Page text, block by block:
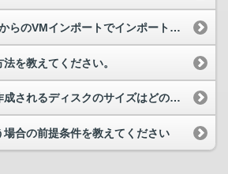
コントロールパネルからのVMインポートでインポートエラーが出ました。
を教えてください。
VMインポート時に作成されるディスクのサイズはどのように決定されますか？
合の前提条件を教えてください